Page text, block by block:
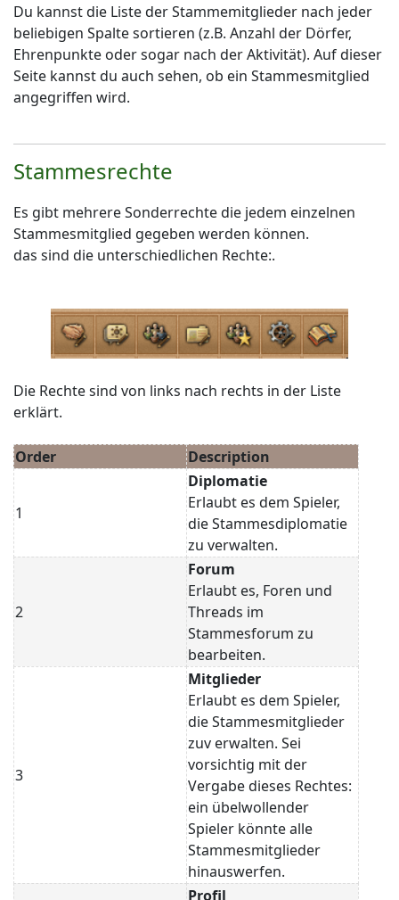
Du kannst die Liste der Stammemitglieder nach jeder
beliebigen Spalte sortieren (z.B. Anzahl der Dörfer,
Ehrenpunkte oder sogar nach der Aktivität). Auf dieser
Seite kannst du auch sehen, ob ein Stammesmitglied
angegriffen wird.
Stammesrechte
Es gibt mehrere Sonderrechte die jedem einzelnen
Stammesmitglied gegeben werden können.
das sind die unterschiedlichen Rechte:.
Die Rechte sind von links nach rechts in der Liste
erklärt.
Order Description
1
Diplomatie
Erlaubt es dem Spieler,
die Stammesdiplomatie
zu verwalten.
2
Forum
Erlaubt es, Foren und
Threads im
Stammesforum zu
bearbeiten.
3
Mitglieder
Erlaubt es dem Spieler,
die Stammesmitglieder
zuv erwalten. Sei
vorsichtig mit der
Vergabe dieses Rechtes:
ein übelwollender
Spieler könnte alle
Stammesmitglieder
hinauswerfen.
Profil